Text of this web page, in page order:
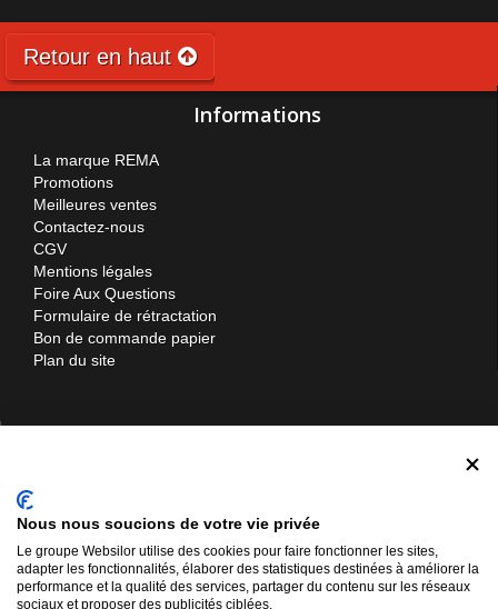
Retour en haut
Informations
La marque REMA
Promotions
Meilleures ventes
Contactez-nous
CGV
Mentions légales
Foire Aux Questions
Formulaire de rétractation
Bon de commande papier
Plan du site
Contactez-nous
12 rue d'Ukraine
57310 Bertrange
Nous nous soucions de votre vie privée
Le groupe Websilor utilise des cookies pour faire fonctionner les sites,
adapter les fonctionnalités, élaborer des statistiques destinées à améliorer la
performance et la qualité des services, partager du contenu sur les réseaux
sociaux et proposer des publicités ciblées.